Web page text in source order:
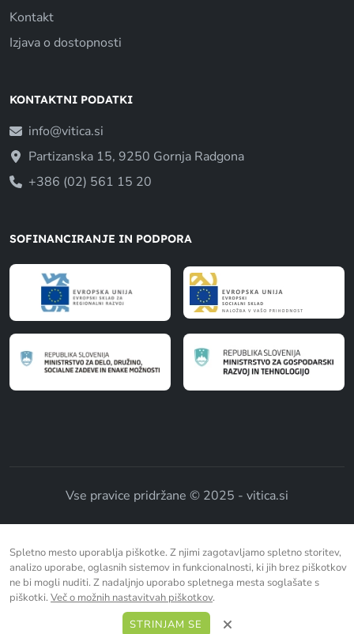
Kontakt
Izjava o dostopnosti
KONTAKTNI PODATKI
info@vitica.si
Partizanska 15, 9250 Gornja Radgona
+386 (02) 561 15 20
SOFINANCIRANJE IN PODPORA
Vse pravice pridržane © 2025 - vitica.si
Spletno mesto uporablja piškotke. Z njimi zagotavljamo spletno storitev,
analizo uporabe, oglasnih sistemov in funkcionalnosti, ki jih brez piškotkov
ne bi mogli nuditi. Z nadaljnjo uporabo spletnega mesta soglašate s
piškotki. Več o možnih nastavitvah piškotkov.
STRINJAM SE